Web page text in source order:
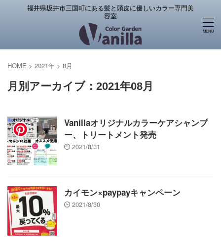
福井県坂井市三国町にある髪と頭皮に優しいカラー専門美
容室
HOME > 2021年 > 8月
月別アーカイブ：2021年08月
Vanillaオリジナルカラーケアシャンプ
ー、トリートメント発売
2021/8/31
カイモン×paypayキャンペーン
2021/8/30